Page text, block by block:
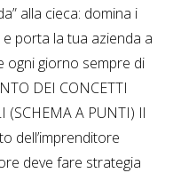
alla cieca: domina i
porta la tua azienda a
ogni giorno sempre di
DEI CONCETTI
(SCHEMA A PUNTI) Il
dell’imprenditore
deve fare strategia